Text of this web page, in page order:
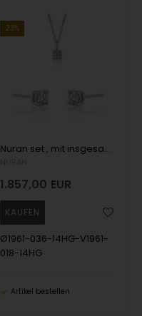
23%
Nuran set , mit insgesamt 0,54 ct Wesselton SI
1.857,00 EUR
Ø1961-036-14HG-V1961-
018-14HG
Artikel bestellen